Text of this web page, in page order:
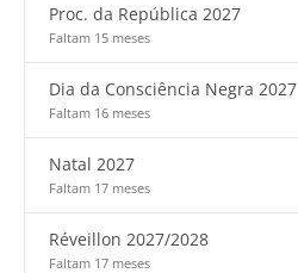
Proc. da República 2027
Faltam 15 meses
Dia da Consciência Negra 2027
Faltam 16 meses
Natal 2027
Faltam 17 meses
Réveillon 2027/2028
Faltam 17 meses